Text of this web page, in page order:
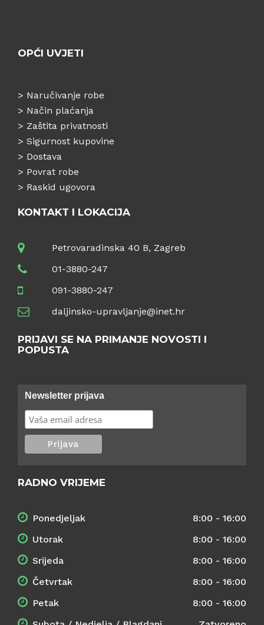
OPĆI UVJETI
> Naručivanje robe
> Način plaćanja
> Zaštita privatnosti
> Sigurnost kupovine
> Dostava
> Povrat robe
> Raskid ugovora
KONTAKT I LOKACIJA
Petrovaradinska 40 B, Zagreb
01-3880-247
091-3880-247
daljinsko-upravljanje@inet.hr
PRIJAVI SE NA PRIMANJE NOVOSTI I
POPUSTA
Newsletter prijava
RADNO VRIJEME
Ponedjeljak
8:00 - 16:00
Utorak
8:00 - 16:00
Srijeda
8:00 - 16:00
Četvrtak
8:00 - 16:00
Petak
8:00 - 16:00